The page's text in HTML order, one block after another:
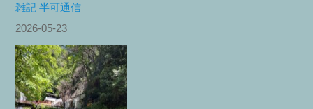
雑記 半可通信
2026-05-23